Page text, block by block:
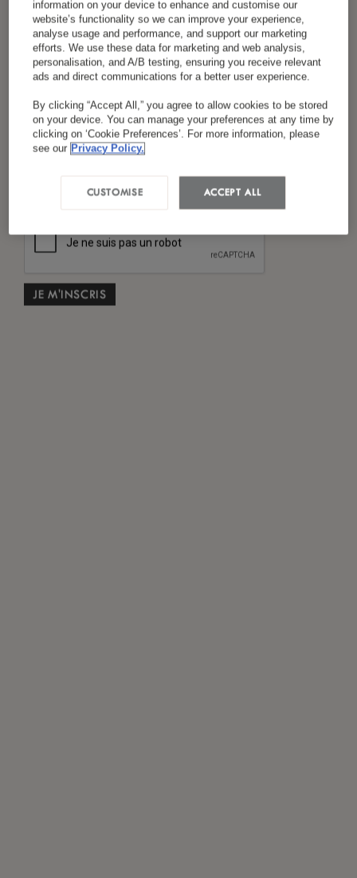
Langue Préférée*
E-Mail
information on your device to enhance and customise our
website’s functionality so we can improve your experience,
analyse usage and performance, and support our marketing
efforts. We use these data for marketing and web analysis,
personalisation, and A/B testing, ensuring you receive relevant
ads and direct communications for a better user experience.
By clicking “Accept All,” you agree to allow cookies to be stored
on your device. You can manage your preferences at any time by
clicking on ‘Cookie Preferences’. For more information, please
see our Privacy Policy.
ACCEPT ALL
CUSTOMISE